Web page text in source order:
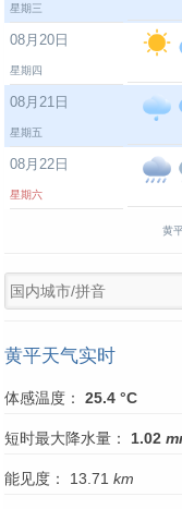
星期三
08月20日
星期四
08月21日
星期五
08月22日
星期六
黄
黄平天气实时
体感温度： 25.4 °C
短时最大降水量： 1.02
能见度： 13.71 km